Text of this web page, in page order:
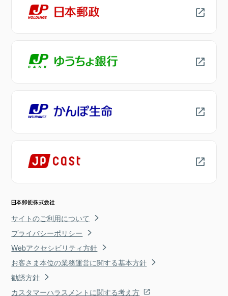
サイトのご利用について
プライバシーポリシー
Webアクセシビリティ方針
お客さま本位の業務運営に関する基本方針
勧誘方針
カスタマーハラスメントに関する考え方